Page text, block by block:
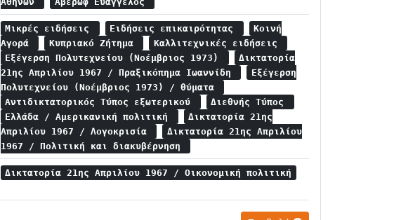
Μικρές ειδήσεις Ειδήσεις επικαιρότητας
Κοινή
Αγορά
Κυπριακό Ζήτημα
Καλλιτεχνικές ειδήσεις
Εξέγερση Πολυτεχνείου (Νοέμβριος 1973)
Δικτατορία
21ης Απριλίου 1967 / Πραξικόπημα Ιωαννίδη
Εξέγερση
Πολυτεχνείου (Νοέμβριος 1973) / θύματα
Αντιδικτατορικός Τύπος εξωτερικού
Διεθνής Τύπος
Ελλάδα / Αμερικανική πολιτική
Δικτατορία 21ης
Απριλίου 1967 / Λογοκρισία
Δικτατορία 21ης Απριλίου
1967 / Πολιτική και διακυβέρνηση
Δικτατορία 21ης Απριλίου 1967 / Οικονομική πολιτική